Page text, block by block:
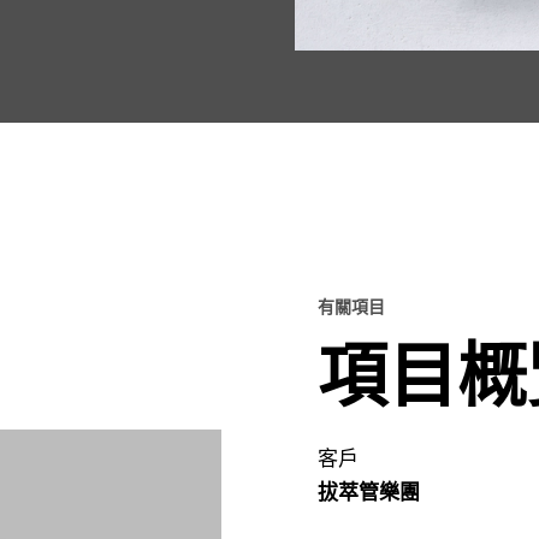
有關項目
項目
客戶
拔萃管樂團